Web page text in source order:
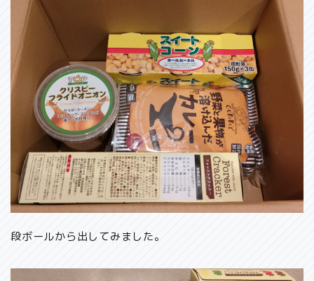
段ボールから出してみました。